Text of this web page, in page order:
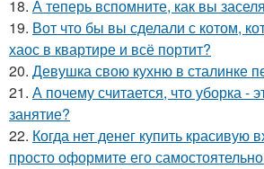
18. А теперь вспомните, как вы
19. Вот что бы вы сделали с котом,
хаос в квартире и всё портит?
20. Девушка свою кухню в сталинке
21. А почему считается, что уборка -
занятие?
22. Когда нет денег купить красивую
просто оформите его